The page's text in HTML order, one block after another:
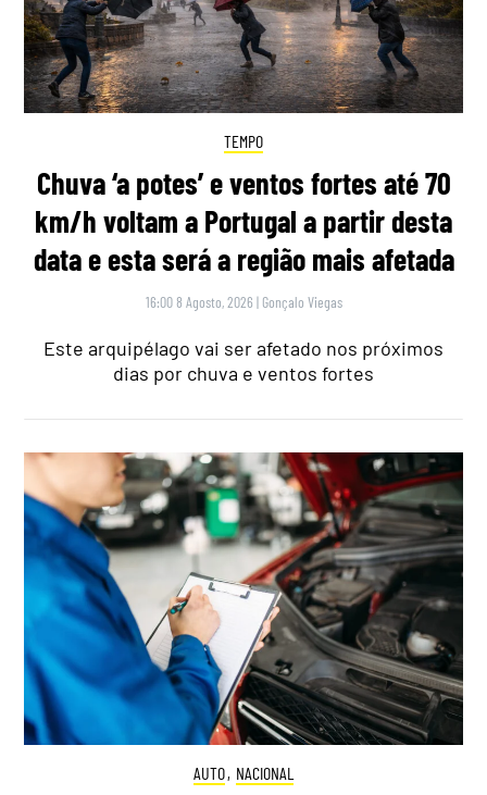
TEMPO
Chuva ‘a potes’ e ventos fortes até 70
km/h voltam a Portugal a partir desta
data e esta será a região mais afetada
16:00 8 Agosto, 2026 | Gonçalo Viegas
Este arquipélago vai ser afetado nos próximos
dias por chuva e ventos fortes
AUTO, NACIONAL